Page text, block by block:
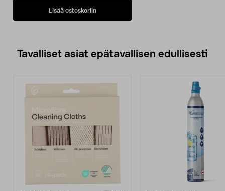
Lisää ostoskoriin
Tavalliset asiat epätavallisen edullisesti